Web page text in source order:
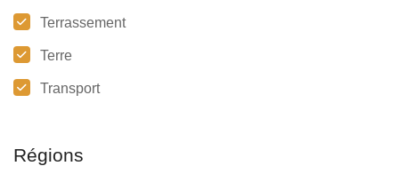
Terrassement
Terre
Transport
Régions